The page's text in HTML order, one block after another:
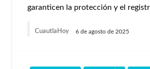
garanticen la protección y el
CuautlaHoy 6 de agosto de 2025